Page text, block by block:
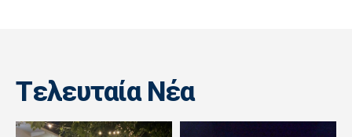
Tελευταία Nέα